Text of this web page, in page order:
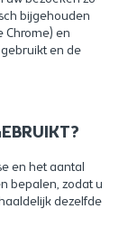
bijgehouden
Chrome) en
en de
en het aantal
bepalen, zodat u
dezelfde